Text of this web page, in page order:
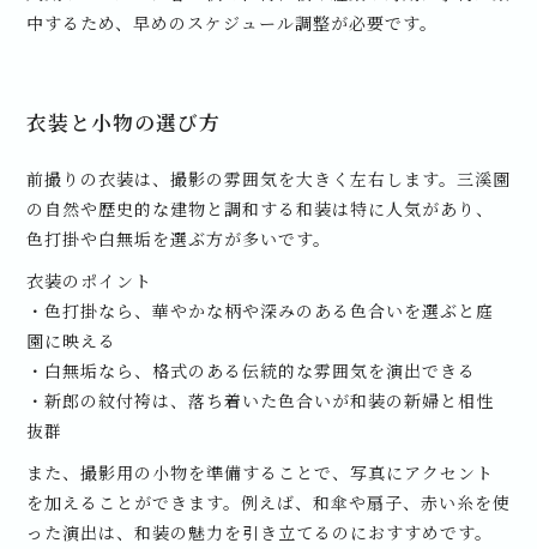
中するため、早めのスケジュール調整が必要です。
衣装と小物の選び方
前撮りの衣装は、撮影の雰囲気を大きく左右します。三溪園
の自然や歴史的な建物と調和する和装は特に人気があり、
色打掛や白無垢を選ぶ方が多いです。
衣装のポイント
・色打掛なら、華やかな柄や深みのある色合いを選ぶと庭
園に映える
・白無垢なら、格式のある伝統的な雰囲気を演出できる
・新郎の紋付袴は、落ち着いた色合いが和装の新婦と相性
抜群
また、撮影用の小物を準備することで、写真にアクセント
を加えることができます。例えば、和傘や扇子、赤い糸を使
った演出は、和装の魅力を引き立てるのにおすすめです。